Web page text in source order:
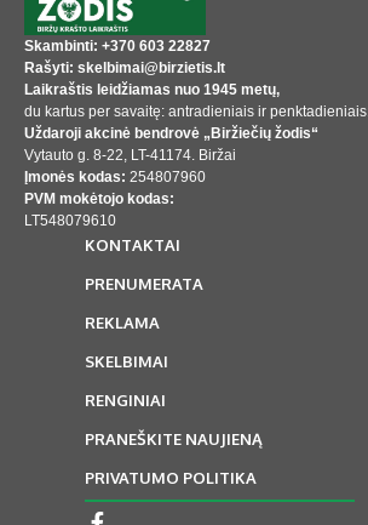
Skambinti: +370 603 22827
Rašyti: skelbimai@birzietis.lt
Laikraštis leidžiamas nuo 1945 metų,
du kartus per savaitę: antradieniais ir penktadieniais.
Uždaroji akcinė bendrovė „Biržiečių žodis“
Vytauto g. 8-22, LT-41174. Biržai
Įmonės kodas: 254807960
PVM mokėtojo kodas:
LT548079610
KONTAKTAI
PRENUMERATA
REKLAMA
SKELBIMAI
RENGINIAI
PRANEŠKITE NAUJIENĄ
PRIVATUMO POLITIKA